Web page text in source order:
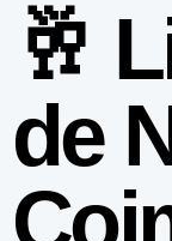
🥂
de